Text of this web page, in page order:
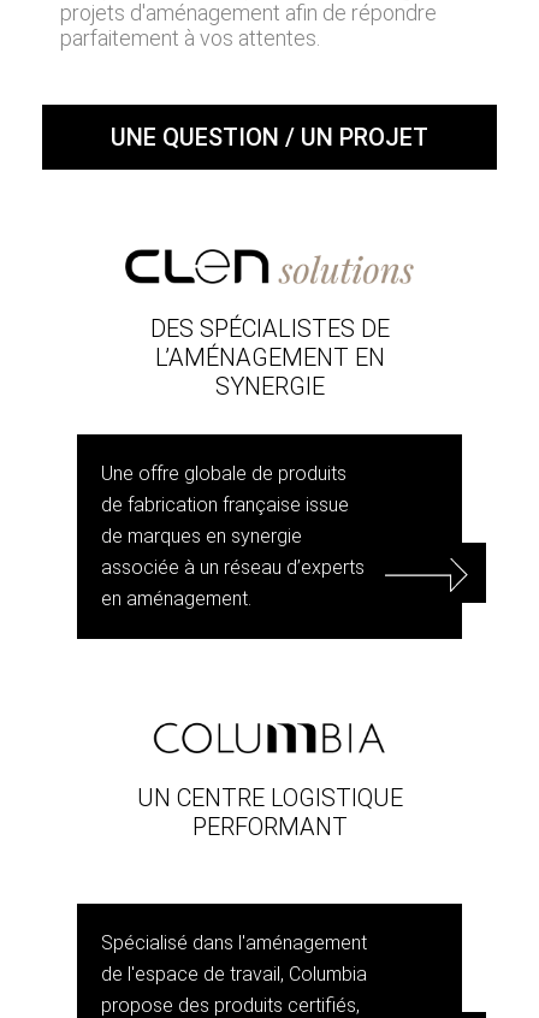
projets d'aménagement afin de répondre
parfaitement à vos attentes.
UNE QUESTION / UN PROJET
DES SPÉCIALISTES DE
L’AMÉNAGEMENT EN
SYNERGIE
Une offre globale de produits
de fabrication française issue
de marques en synergie
associée à un réseau d’experts
en aménagement.
UN CENTRE LOGISTIQUE
PERFORMANT
Spécialisé dans l'aménagement
de l'espace de travail, Columbia
propose des produits certifiés,